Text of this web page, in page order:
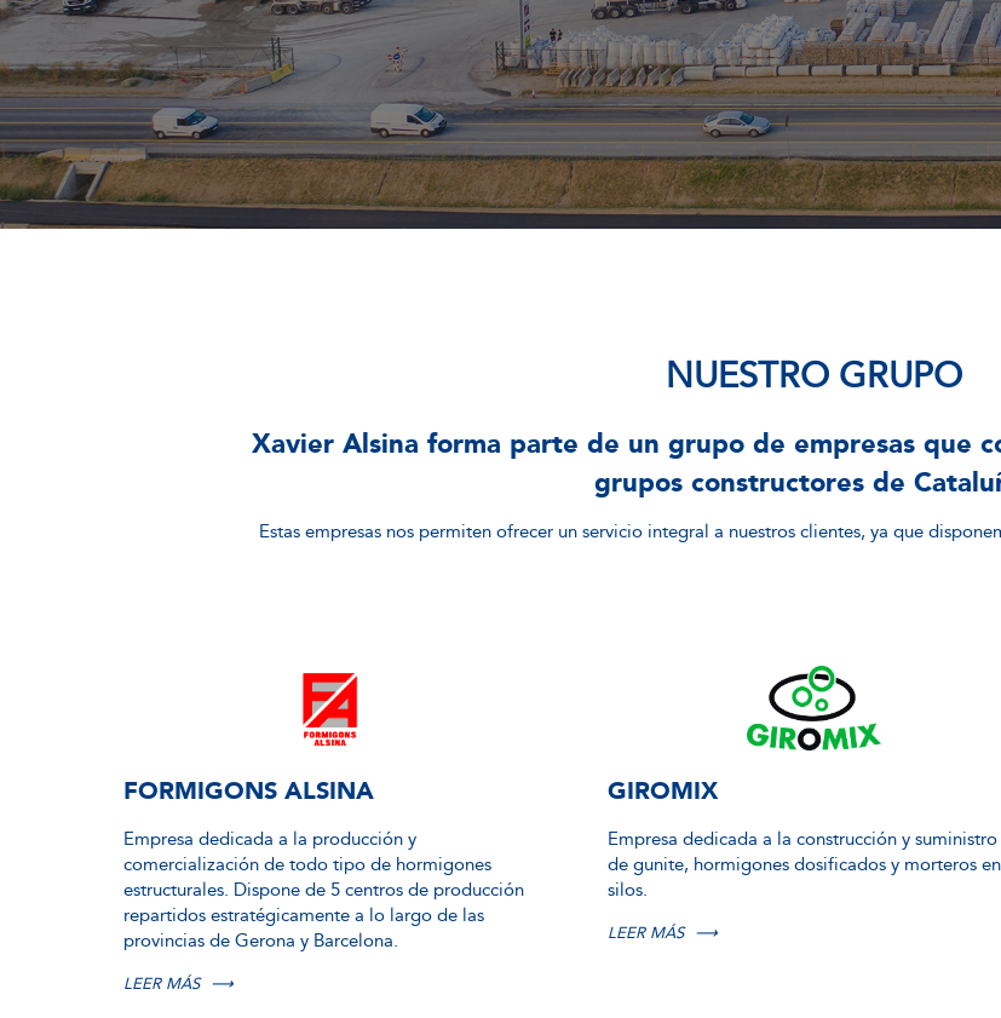
NUESTRO GRUPO
Xavier Alsina forma parte de un grupo de empresas que
grupos constructores de
Estas empresas nos permiten ofrecer un servicio integral a nuestros clientes, ya que
FORMIGONS ALSINA
Empresa dedicada a la producción y
comercialización de todo tipo de hormigones
estructurales. Dispone de 5 centros de producción
repartidos estratégicamente a lo largo de las
provincias de Gerona y Barcelona.
LEER MÁS ⟶
GIROMIX
Empresa dedicada a la construcción y suministro
de gunite, hormigones dosificados y morteros en
silos.
LEER MÁS ⟶